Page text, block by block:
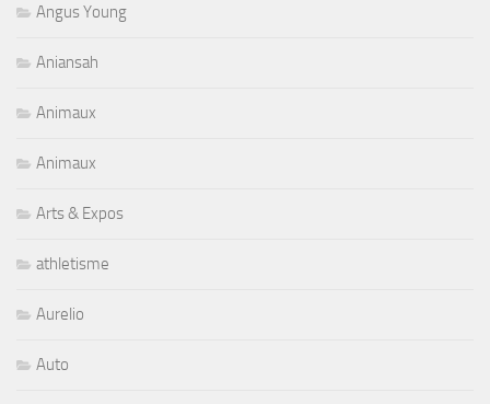
Angus Young
Aniansah
Animaux
Animaux
Arts & Expos
athletisme
Aurelio
Auto